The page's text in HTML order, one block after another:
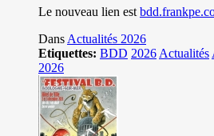
Le nouveau lien est
Dans Actualités 2026
Etiquettes: BDD 2026 Actualités
2026